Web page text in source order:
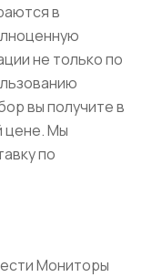
в
не только по
вы получите в
цене. Мы
по
Мониторы